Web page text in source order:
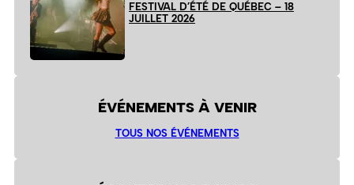
FESTIVAL D’ÉTÉ DE QUÉBEC – 18
JUILLET 2026
ÉVÉNEMENTS À VENIR
TOUS NOS ÉVÉNEMENTS